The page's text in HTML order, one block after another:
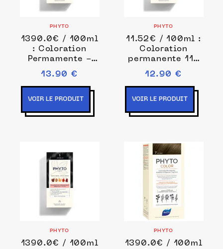
PHYTO
1390.0€ / 100ml
: Coloration
Permamente -
pigments
végétaux
Coloration
permanente 1 ml
13.90 €
VOIR LE PRODUIT
PHYTO
11.52€ / 100ml :
Coloration
permanente 112
ml Noir unisex
12.90 €
VOIR LE PRODUIT
PHYTO
1390.0€ / 100ml
PHYTO
1390.0€ / 100ml